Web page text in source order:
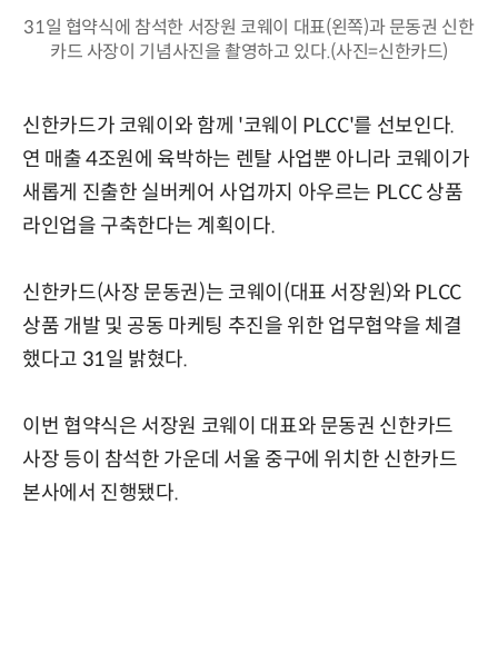
31일 협약식에 참석한 서장원 코웨이 대표(왼쪽)과 문동권 신한
카드 사장이 기념사진을 촬영하고 있다.(사진=신한카드)
신한카드가 코웨이와 함께 '코웨이 PLCC'를 선보인다.
연 매출 4조원에 육박하는 렌탈 사업뿐 아니라 코웨이가
새롭게 진출한 실버케어 사업까지 아우르는 PLCC 상품
라인업을 구축한다는 계획이다.
신한카드(사장 문동권)는 코웨이(대표 서장원)와 PLCC
상품 개발 및 공동 마케팅 추진을 위한 업무협약을 체결
했다고 31일 밝혔다.
이번 협약식은 서장원 코웨이 대표와 문동권 신한카드
사장 등이 참석한 가운데 서울 중구에 위치한 신한카드
본사에서 진행됐다.